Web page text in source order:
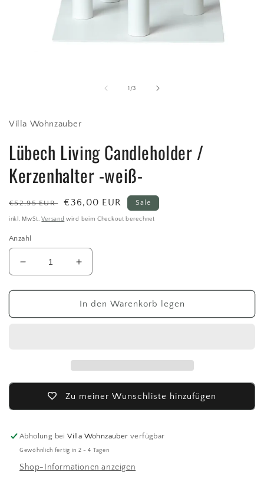
1 /von
3
Villa Wohnzauber
Lübech Living Candleholder /
Kerzenhalter -weiß-
Normaler
Preis
€52,95 EUR Verkaufspreis
€36,00 EUR Sale
inkl. MwSt.Versand wird beim Checkout berechnet
Anzahl
Verringere
die
Menge
Lübech
Erhöhe
die
Menge
für
Lübech
weiß-
In den Warenkorb legen
Zu meiner Wunschliste hinzufügen
Abholung beiVilla Wohnzauber verfügbar
Gewöhnlich fertig in 2 - 4 Tagen
Shop-Informationen anzeigen